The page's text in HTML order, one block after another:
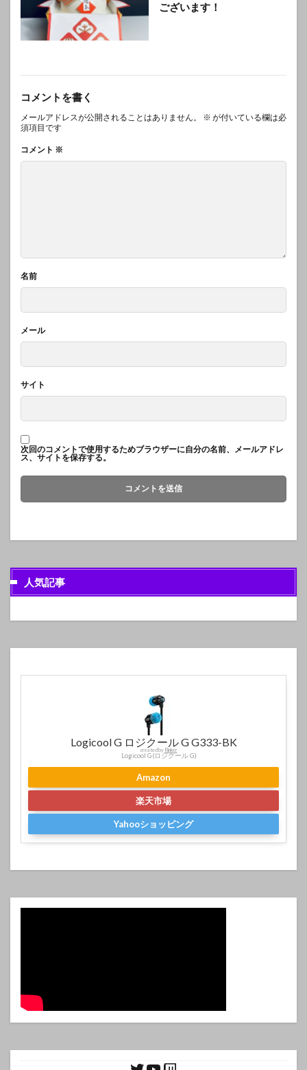
ございます！
コメントを書く
メールアドレスが公開されることはありません。 ※ が付いている欄は必
須項目です
コメント ※
名前
メール
サイト
次回のコメントで使用するためブラウザーに自分の名前、メールアドレ
ス、サイトを保存する。
人気記事
Logicool G ロジクール G G333-BK
created by Rinker
Logicool G(ロジクール G)
Amazon
楽天市場
Yahooショッピング